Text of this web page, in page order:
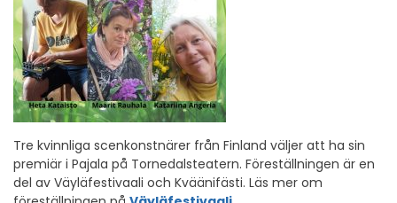
Tre kvinnliga scenkonstnärer från Finland väljer att ha sin
premiär i Pajala på Tornedalsteatern. Föreställningen är en
del av Väyläfestivaali och Kväänifästi. Läs mer om